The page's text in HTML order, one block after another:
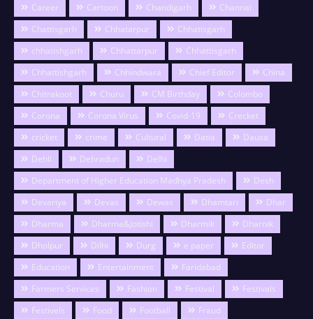
Career
Cartoon Chandigarh
Channai
Chattisgarh
Chhatarpur
Chhatisgarh
chhatishgarh
Chhattarpur
Chhattisgarh
Chhattishgarh
Chhindwara Chief Editor
China
Chitrakoot
Churu CM Birthday
Colombo
Corona
Corona Virus Covid-19
Crecket
cricket
crime Cultural Datia
Dausa
Dehli
Dehradun
Delhi
Department of Higher Education Madhya Pradesh
Desh
Devariya
Devas Dewas Dhamtari
Dhar
Dharma
Dharma&Jotishi Dharmik
Dharnik
Dholpur
Dilhi Durg e paper
Editor
Education
Entertainment
Faridabad
Farmers Services
Fashion Festival
Festivals
Festivels
Food Football
Fraud